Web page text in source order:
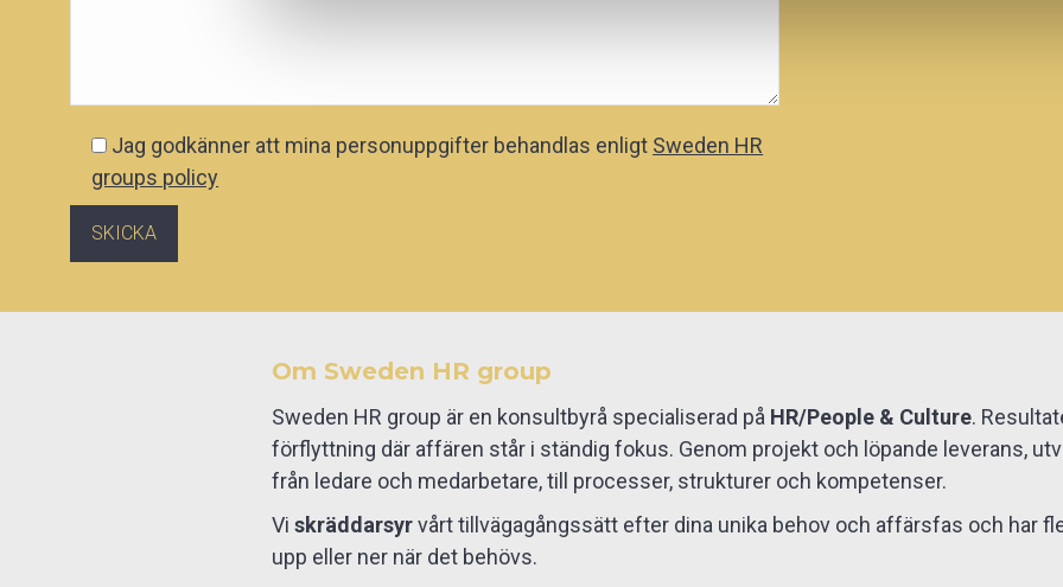
Jag godkänner att mina personuppgifter behandlas enligt Sweden HR
groups policy
Om Sweden HR group
Sweden HR group är en konsultbyrå specialiserad på HR/People & Culture.
förflyttning där affären står i ständig fokus. Genom projekt och löpande leverans,
från ledare och medarbetare, till processer, strukturer och kompetenser.
Vi skräddarsyrvårt tillvägagångssätt efter dina unika behov och affärsfas och har
upp eller ner när det behövs.